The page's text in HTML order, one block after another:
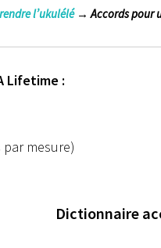
l’ukulélé→ Accords pour
Lifetime :
mesure)
Dictionnaire